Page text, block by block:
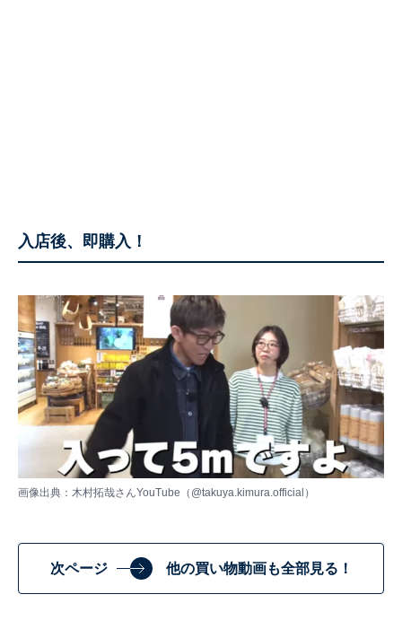
入店後、即購入！
画像出典：木村拓哉さんYouTube（ @takuya.kimura.official ）
次ページ 他の買い物動画も全部見る！